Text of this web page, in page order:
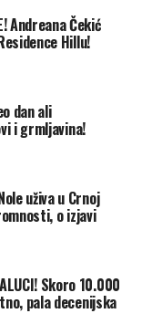
vlage u
je očekivao
svinje
prelaze iz
Save
svinje kako ih
svinja u svojoj
moja porodica.
pravim
od divljih svinja
i čine
Andreana Čekić
Hillu!
dan ali
i grmljavina!
uživa u Crnoj
o izjavi
Skoro 10.000
pala decenijska